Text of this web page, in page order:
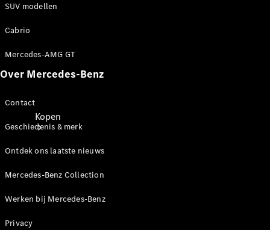
Kopen
SUV modellen
Cabrio
Mercedes-AMG GT
Over Mercedes-Benz
Contact
Geschiedenis & merk
Ontdek ons laatste nieuws
Mercedes-Benz Collection
Werken bij Mercedes-Benz
Privacy